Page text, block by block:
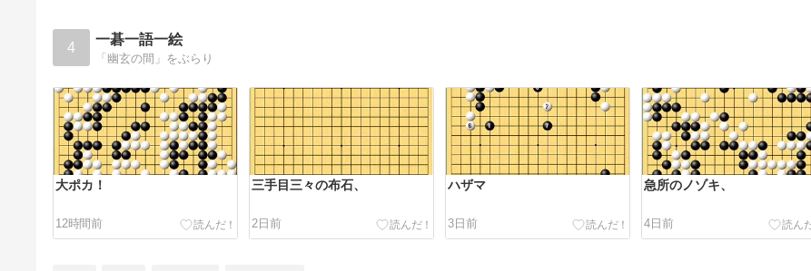
4 一碁一語一絵
「幽玄の間」をぶらり
大ポカ！
12時間前
三手目三々の布石、
2日前
ハザマ
3日前
急所のノゾキ、
4日前